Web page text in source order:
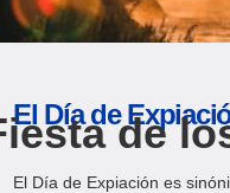
de
El Día de
El Día de Expiación es